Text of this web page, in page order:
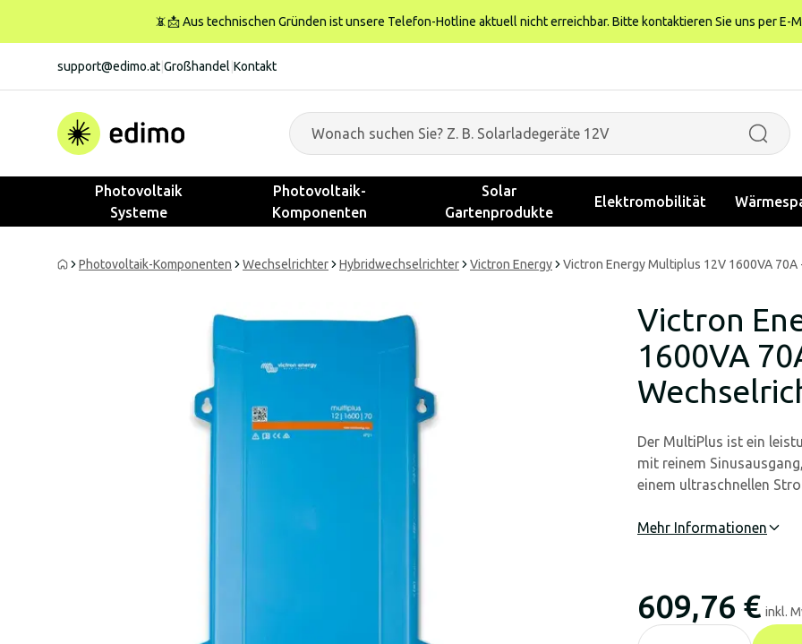
📵📩 Aus technischen Gründen ist unsere Telefon-Hotline aktuell nicht erreichbar. Bitte kontaktieren Sie uns per E-
support@edimo.at Großhandel Kontakt
Photovoltaik
Systeme
Photovoltaik-
Komponenten
Solar
Gartenprodukte
Elektromobilität
Photovoltaik-Komponenten Wechselrichter Hybridwechselrichter Victron Energy Victron Energy Multiplus 12V 1600VA
Victron
1600VA
Der MultiPlus ist ein
mit reinem
einem ultraschnellen
Mehr Informationen
609,76 € inkl.